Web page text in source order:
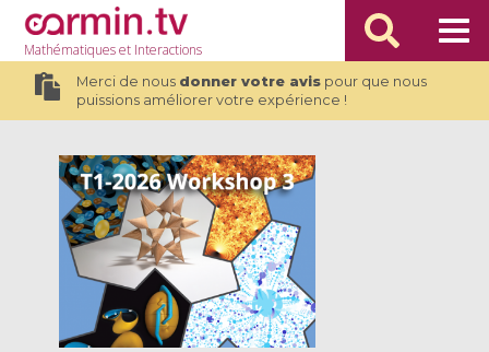
Mathématiqueset Interactions
Merci de nous donner votre avispour que nous
puissions améliorer votre expérience !